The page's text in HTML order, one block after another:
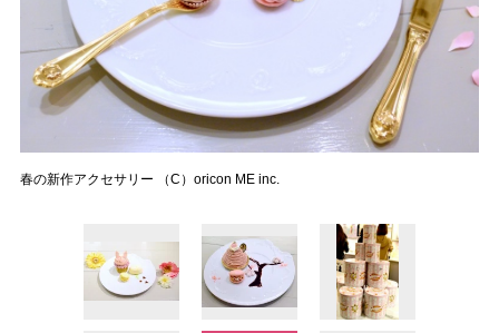
春の新作アクセサリー （C）oricon ME inc.